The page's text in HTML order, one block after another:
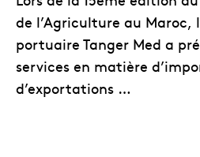
de l’Agriculture au Maroc,
portuaire Tanger Med a
services en matière
d’exportations …